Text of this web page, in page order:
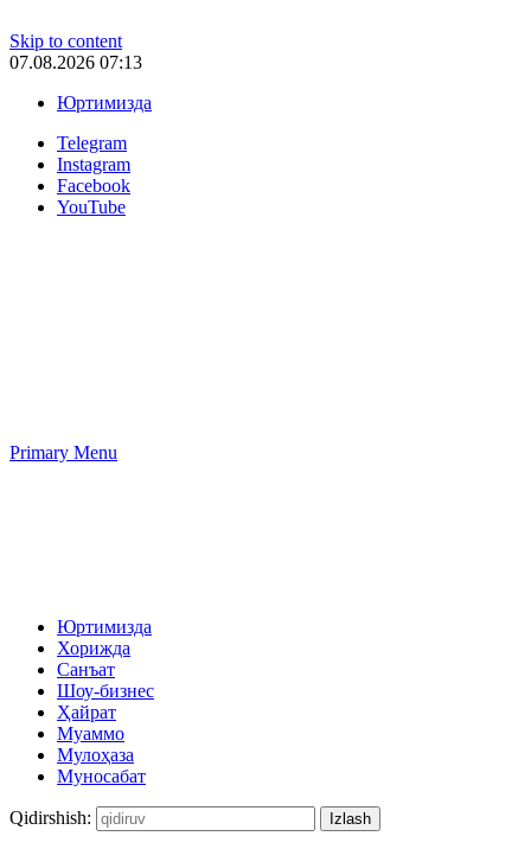
Skip to content
07.08.2026 07:13
Юртимизда
Telegram
Instagram
Facebook
YouTube
Primary Menu
Юртимизда
Хорижда
Санъат
Шоу-бизнес
Ҳайрат
Муаммо
Мулоҳаза
Муносабат
Qidirshish: